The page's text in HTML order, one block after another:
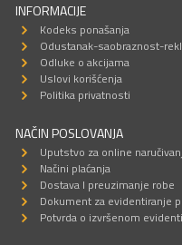
INFORMACIJE
Kodeks ponašanja
Odustanak-saobraznost-
Odluke o akcijama
Uslovi korišćenja
Politika privatnosti
NAČIN POSLOVANJA
Uputstvo za online
Načini plaćanja
Dostava I preuzimanje robe
Dokument za evidentiranje
Potvrda o izvršenom